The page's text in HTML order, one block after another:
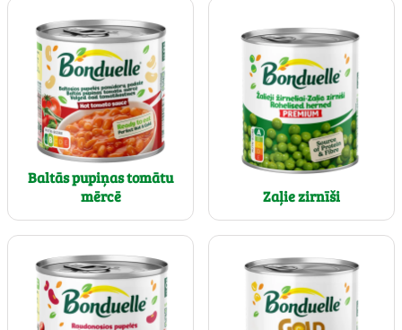
Baltās pupiņas tomātu
mērcē
Zaļie zirnīši